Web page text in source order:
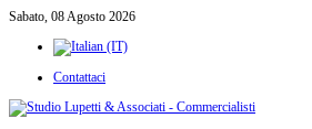
Sabato, 08 Agosto 2026
Contattaci